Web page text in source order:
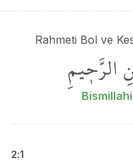
Rahmeti Bol ve
الرَّح۪يمِ
2:1